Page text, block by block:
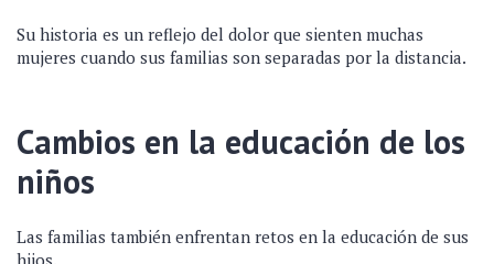
Su historia es un reflejo del dolor que sienten muchas
mujeres cuando sus familias son separadas por la distancia.
Cambios en la educación de los
niños
Las familias también enfrentan retos en la educación de sus
hijos.